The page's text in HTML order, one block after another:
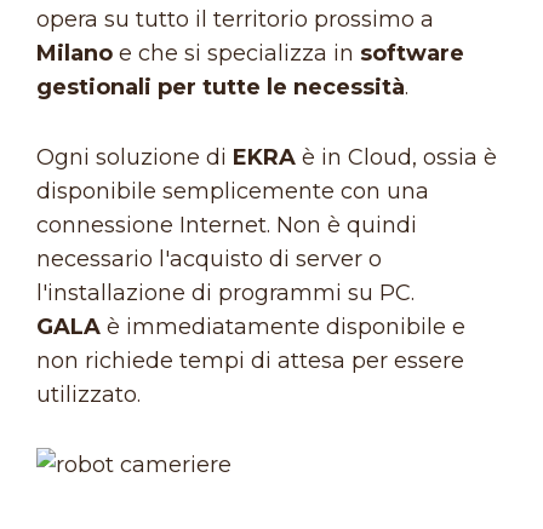
opera su tutto il territorio prossimo a
Milano e che si specializza in software
gestionali per tutte le necessità.
Ogni soluzione di EKRA è in Cloud, ossia è
disponibile semplicemente con una
connessione Internet. Non è quindi
necessario l'acquisto di server o
l'installazione di programmi su PC.
GALA è immediatamente disponibile e
non richiede tempi di attesa per essere
utilizzato.